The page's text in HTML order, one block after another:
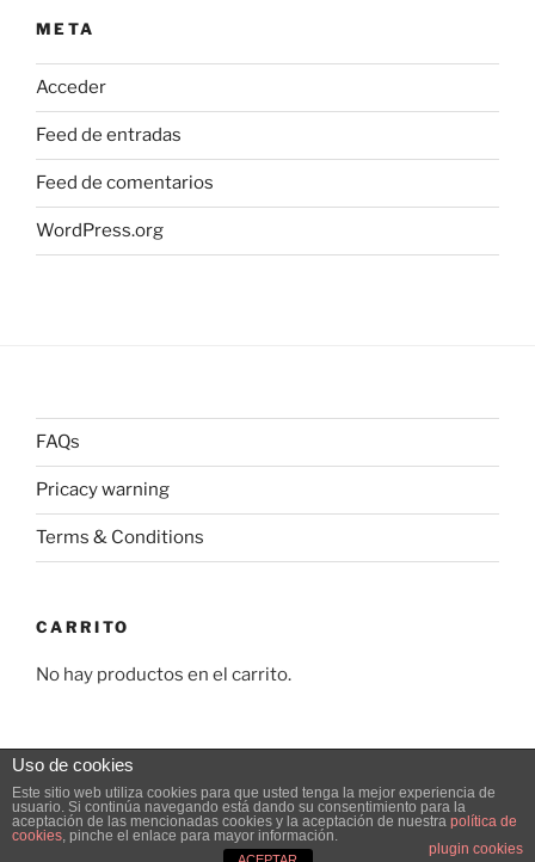
META
Acceder
Feed de entradas
Feed de comentarios
WordPress.org
FAQs
Pricacy warning
Terms & Conditions
CARRITO
No hay productos en el carrito.
Pricacy warning Funciona gracias a WordPress
Uso de cookies
Este sitio web utiliza cookies para que usted tenga la mejor experiencia de
usuario. Si continúa navegando está dando su consentimiento para la
aceptación de las mencionadas cookies y la aceptación de nuestra política de
cookies, pinche el enlace para mayor información.
plugin cookies